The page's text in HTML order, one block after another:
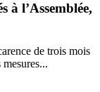
à l’Assemblée,
de trois mois